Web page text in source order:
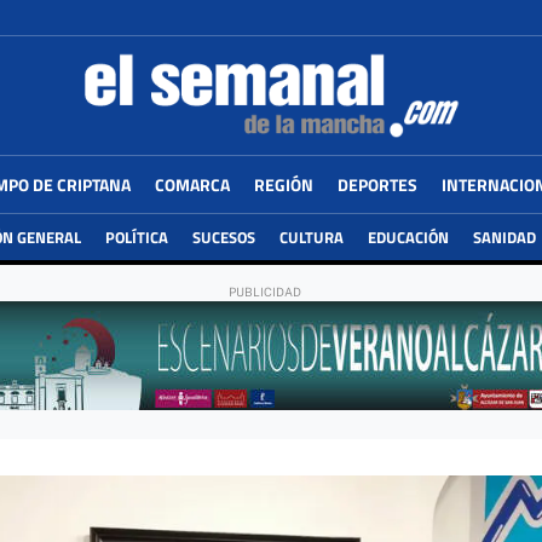
DE CRIPTANA COMARCA REGIÓN DEPORTES
GENERAL POLÍTICA SUCESOS CULTURA EDUCACIÓN SANIDAD